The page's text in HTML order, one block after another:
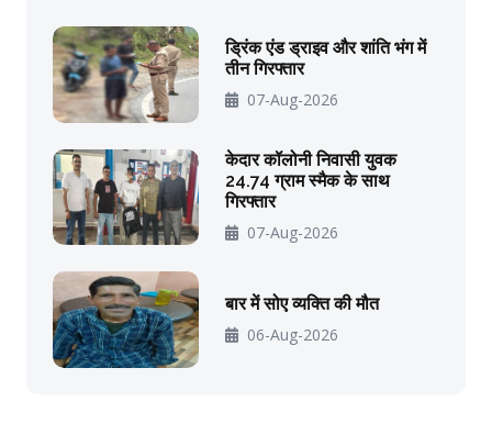
ड्रिंक एंड ड्राइव और शांति भंग में
तीन गिरफ्तार
07-Aug-2026
केदार कॉलोनी निवासी युवक
24.74 ग्राम स्मैक के साथ
गिरफ्तार
07-Aug-2026
बार में सोए व्यक्ति की मौत
06-Aug-2026